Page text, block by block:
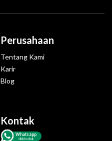
Kontak
Whatsapp
click to chat
Perusahaan
Tentang Kami
Karir
Blog